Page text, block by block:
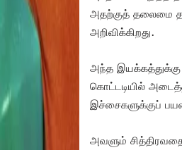
அதற்குத் தலைமை
அறிவிக்கிறது.
அந்த இயக்கத்துக்கு
கொட்டடியில்
இச்சைகளுக்குப்
அவளும்